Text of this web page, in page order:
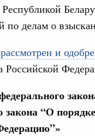
по делам о
и
Российской
закона “О
”»
с